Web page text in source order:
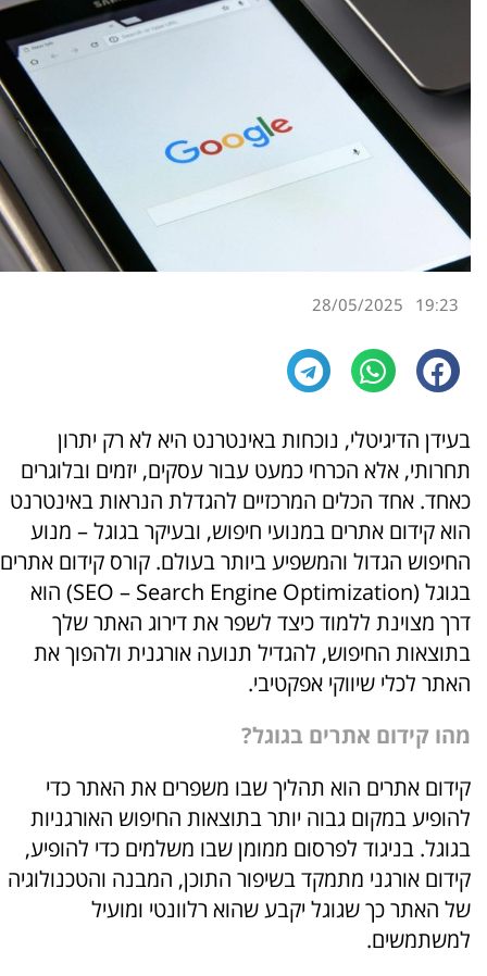
19:23
28/05/2025
בעידן הדיגיטלי, נוכחות באינטרנט היא לא רק יתרון
תחרותי, אלא הכרחי כמעט עבור עסקים, יזמים ובלוגרים
כאחד. אחד הכלים המרכזיים להגדלת הנראות באינטרנט
הוא קידום אתרים במנועי חיפוש, ובעיקר בגוגל – מנוע
החיפוש הגדול והמשפיע ביותר בעולם. קורס קידום אתרים
בגוגל (SEO – Search Engine Optimization) הוא
דרך מצוינת ללמוד כיצד לשפר את דירוג האתר שלך
בתוצאות החיפוש, להגדיל תנועה אורגנית ולהפוך את
האתר לכלי שיווקי אפקטיבי.
מהו קידום אתרים בגוגל?
קידום אתרים הוא תהליך שבו משפרים את האתר כדי
להופיע במקום גבוה יותר בתוצאות החיפוש האורגניות
בגוגל. בניגוד לפרסום ממומן שבו משלמים כדי להופיע,
קידום אורגני מתמקד בשיפור התוכן, המבנה והטכנולוגיה
של האתר כך שגוגל יקבע שהוא רלוונטי ומועיל
למשתמשים.